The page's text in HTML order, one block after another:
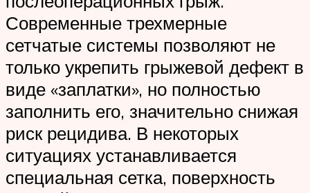
Современные трехмерные
сетчатые системы позволяют не
только укрепить грыжевой дефект в
виде «заплатки», но полностью
заполнить его, значительно снижая
риск рецидива. В некоторых
ситуациях устанавливается
специальная сетка, поверхность